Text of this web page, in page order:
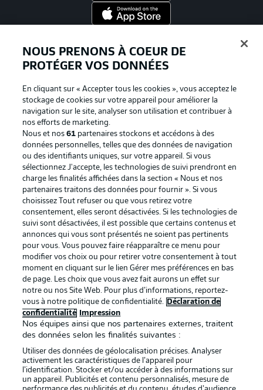
La publicité Conditions d’utilisation des
Mentions Légales Gérer mes préférences
Déclaration de
confidentialité
Diffuseurs
Travaux Contact
Impression Joueurs
NOUS PRENONS À COEUR DE
PROTÉGER VOS DONNÉES
En cliquant sur « Accepter tous les cookies », vous acceptez le
stockage de cookies sur votre appareil pour améliorer la
navigation sur le site, analyser son utilisation et contribuer à
nos efforts de marketing.
Nous et nos61 partenaires stockons et accédons à des
données personnelles, telles que des données de navigation
ou des identifiants uniques, sur votre appareil. Si vous
sélectionnez J'accepte, les technologies de suivi prendront en
charge les finalités affichées dans la section « Nous et nos
partenaires traitons des données pour fournir ». Si vous
choisissez Tout refuser ou que vous retirez votre
consentement, elles seront désactivées. Si les technologies de
suivi sont désactivées, il est possible que certains contenus et
annonces qui vous sont présentés ne soient pas pertinents
pour vous. Vous pouvez faire réapparaître ce menu pour
modifier vos choix ou pour retirer votre consentement à tout
moment en cliquant sur le lien Gérer mes préférences en bas
de page. Les choix que vous avez fait aurons un effet sur
notre ou nos Site Web. Pour plus d’informations, reportez-
vous à notre politique de confidentialité.
Déclaration de
confidentialité
Impression
Nos équipes ainsi que nos partenaires externes, traitent
des données selon les finalités suivantes :
Utiliser des données de géolocalisation précises. Analyser
activement les caractéristiques de l’appareil pour
l’identification. Stocker et/ou accéder à des informations sur
un appareil. Publicités et contenu personnalisés, mesure de